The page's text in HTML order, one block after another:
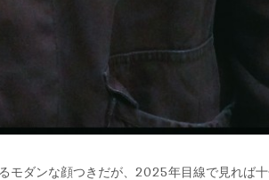
モダンな顔つきだが、2025年目線で見れば